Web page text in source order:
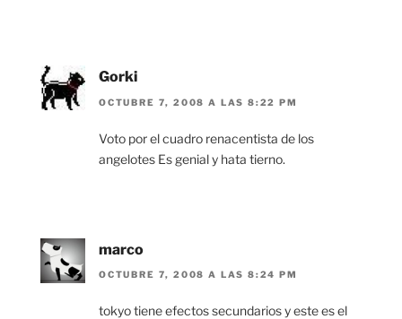
Gorki
OCTUBRE 7, 2008 A LAS 8:22 PM
Voto por el cuadro renacentista de los
angelotes Es genial y hata tierno.
marco
OCTUBRE 7, 2008 A LAS 8:24 PM
tokyo tiene efectos secundarios y este es el